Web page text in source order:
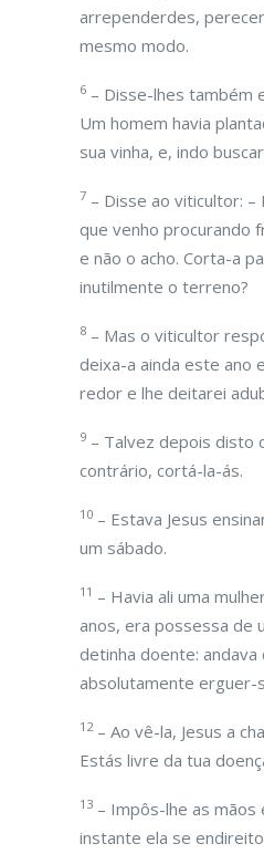
arrependerdes,
mesmo modo.
6 – Disse-lhes também
Um homem havia
sua vinha, e, indo
7 – Disse ao viticultor: –
que venho procurando
e não o acho. Corta-a
inutilmente o terreno?
8 – Mas o viticultor
deixa-a ainda este ano
redor e lhe deitarei
9 – Talvez depois disto
contrário, cortá-la-ás.
10 – Estava Jesus
um sábado.
11 – Havia ali uma
anos, era possessa de
detinha doente: andava
absolutamente erguer-
12– Ao vê-la, Jesus a
Estás livre da tua
13 – Impôs-lhe as mãos
instante ela se